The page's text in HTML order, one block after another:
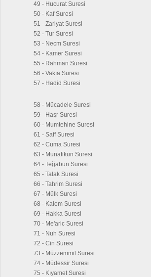
49 - Hucurat Suresi
50 - Kaf Suresi
51 - Zariyat Suresi
52 - Tur Suresi
53 - Necm Suresi
54 - Kamer Suresi
55 - Rahman Suresi
56 - Vakıa Suresi
57 - Hadid Suresi
58 - Mücadele Suresi
59 - Haşr Suresi
60 - Mumtehine Suresi
61 - Saff Suresi
62 - Cuma Suresi
63 - Munafikun Suresi
64 - Teğabun Suresi
65 - Talak Suresi
66 - Tahrim Suresi
67 - Mülk Suresi
68 - Kalem Suresi
69 - Hakka Suresi
70 - Me'aric Suresi
71 - Nuh Suresi
72 - Cin Suresi
73 - Müzzemmil Suresi
74 - Müdessir Suresi
75 - Kıyamet Suresi